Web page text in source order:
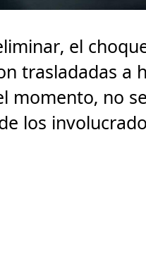
el
trasladadas a
momento, no
los